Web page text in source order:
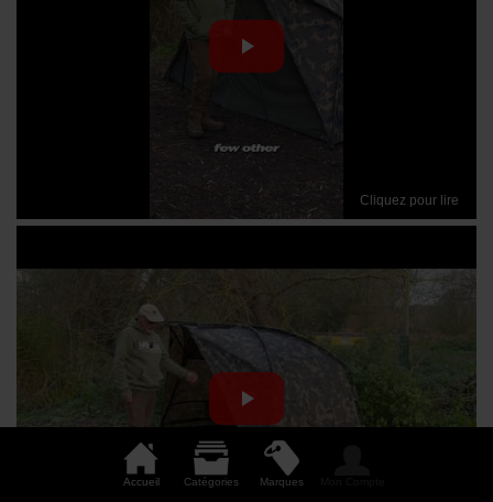
Accueil Catégories Marques
Cliquez pour lire